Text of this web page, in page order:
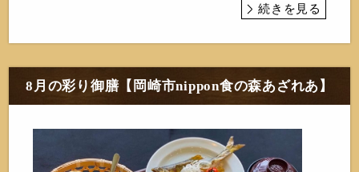
続きを見る
8月の彩り御膳【岡崎市nippon食の森あざれあ】